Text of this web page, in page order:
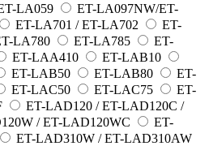
LA059
ET-LA097NW/ET-
ET-LA701 / ET-LA702
ET-
LA780 ET-LA785
ET-
ET-LAA410
ET-LAB10
ET-LAB50 ET-LAB80
ET-
ET-LAC50 ET-LAC75
ET-
ET-LAD120 / ET-LAD120C /
/ ET-LAD120WC
ET-
ET-LAD310W / ET-LAD310AW